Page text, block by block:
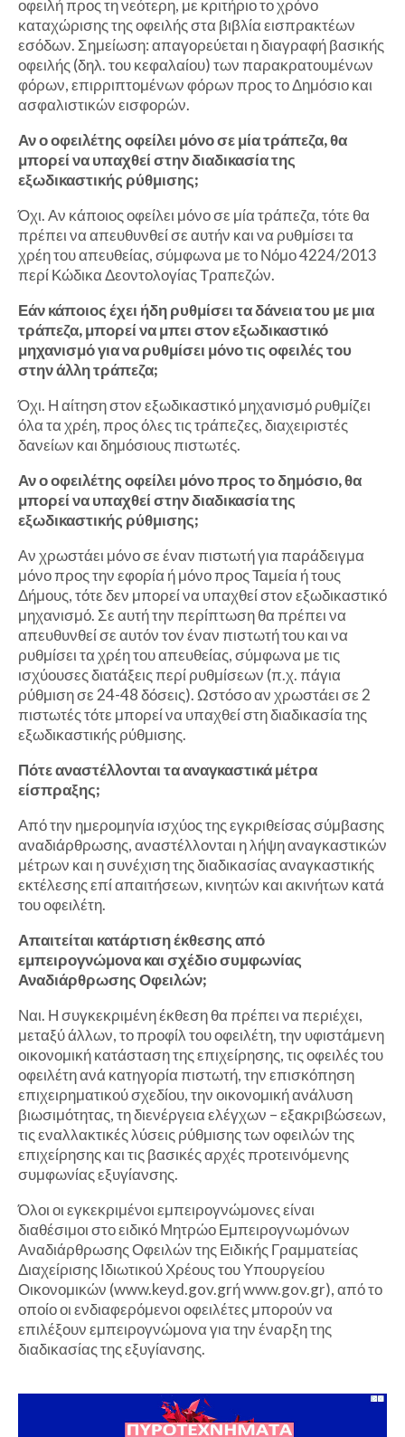
οφειλή προς τη νεότερη, με κριτήριο το χρόνο
καταχώρισης της οφειλής στα βιβλία εισπρακτέων
εσόδων. Σημείωση: απαγορεύεται η διαγραφή βασικής
οφειλής (δηλ. του κεφαλαίου) των παρακρατουμένων
φόρων, επιρριπτομένων φόρων προς το Δημόσιο και
ασφαλιστικών εισφορών.
Αν ο οφειλέτης οφείλει μόνο σε μία τράπεζα, θα
μπορεί να υπαχθεί στην διαδικασία της
εξωδικαστικής ρύθμισης;
Όχι. Αν κάποιος οφείλει μόνο σε μία τράπεζα, τότε θα
πρέπει να απευθυνθεί σε αυτήν και να ρυθμίσει τα
χρέη του απευθείας, σύμφωνα με το Νόμο 4224/2013
περί Κώδικα Δεοντολογίας Τραπεζών.
Εάν κάποιος έχει ήδη ρυθμίσει τα δάνεια του με μια
τράπεζα, μπορεί να μπει στον εξωδικαστικό
μηχανισμό για να ρυθμίσει μόνο τις οφειλές του
στην άλλη τράπεζα;
Όχι. Η αίτηση στον εξωδικαστικό μηχανισμό ρυθμίζει
όλα τα χρέη, προς όλες τις τράπεζες, διαχειριστές
δανείων και δημόσιους πιστωτές.
Αν ο οφειλέτης οφείλει μόνο προς το δημόσιο, θα
μπορεί να υπαχθεί στην διαδικασία της
εξωδικαστικής ρύθμισης;
Αν χρωστάει μόνο σε έναν πιστωτή για παράδειγμα
μόνο προς την εφορία ή μόνο προς Ταμεία ή τους
Δήμους, τότε δεν μπορεί να υπαχθεί στον εξωδικαστικό
μηχανισμό. Σε αυτή την περίπτωση θα πρέπει να
απευθυνθεί σε αυτόν τον έναν πιστωτή του και να
ρυθμίσει τα χρέη του απευθείας, σύμφωνα με τις
ισχύουσες διατάξεις περί ρυθμίσεων (π.χ. πάγια
ρύθμιση σε 24-48 δόσεις). Ωστόσο αν χρωστάει σε 2
πιστωτές τότε μπορεί να υπαχθεί στη διαδικασία της
εξωδικαστικής ρύθμισης.
Πότε αναστέλλονται τα αναγκαστικά μέτρα
είσπραξης;
Από την ημερομηνία ισχύος της εγκριθείσας σύμβασης
αναδιάρθρωσης, αναστέλλονται η λήψη αναγκαστικών
μέτρων και η συνέχιση της διαδικασίας αναγκαστικής
εκτέλεσης επί απαιτήσεων, κινητών και ακινήτων κατά
του οφειλέτη.
Απαιτείται κατάρτιση έκθεσης από
εμπειρογνώμονα και σχέδιο συμφωνίας
Αναδιάρθρωσης Οφειλών;
Ναι. Η συγκεκριμένη έκθεση θα πρέπει να περιέχει,
μεταξύ άλλων, το προφίλ του οφειλέτη, την υφιστάμενη
οικονομική κατάσταση της επιχείρησης, τις οφειλές του
οφειλέτη ανά κατηγορία πιστωτή, την επισκόπηση
επιχειρηματικού σχεδίου, την οικονομική ανάλυση
βιωσιμότητας, τη διενέργεια ελέγχων – εξακριβώσεων,
τις εναλλακτικές λύσεις ρύθμισης των οφειλών της
επιχείρησης και τις βασικές αρχές προτεινόμενης
συμφωνίας εξυγίανσης.
Όλοι οι εγκεκριμένοι εμπειρογνώμονες είναι
διαθέσιμοι στο ειδικό Μητρώο Εμπειρογνωμόνων
Αναδιάρθρωσης Οφειλών της Ειδικής Γραμματείας
Διαχείρισης Ιδιωτικού Χρέους του Υπουργείου
Οικονομικών (www.keyd.gov.grή www.gov.gr), από το
οποίο οι ενδιαφερόμενοι οφειλέτες μπορούν να
επιλέξουν εμπειρογνώμονα για την έναρξη της
διαδικασίας της εξυγίανσης.